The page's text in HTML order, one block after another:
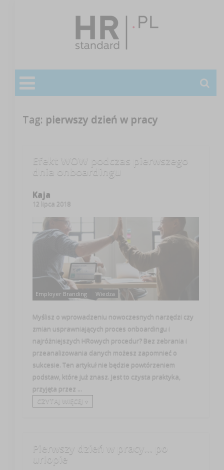
Tag: pierwszy dzień w pracy
Efekt WOW podczas pierwszego
dnia onboardingu
Kaja
12 lipca 2018
Employer Branding Wiedza
Myślisz o wprowadzeniu nowoczesnych narzędzi czy
zmian usprawniających proces onboardingu i
najróżniejszych HRowych procedur? Bez zebrania i
przeanalizowania danych możesz zapomnieć o
sukcesie. Ten artykuł nie będzie powtórzeniem
podstaw, które już znasz. Jest to czysta praktyka,
przyjęta przez ...
CZYTAJ WIĘCEJ +
Pierwszy dzień w pracy… po
urlopie